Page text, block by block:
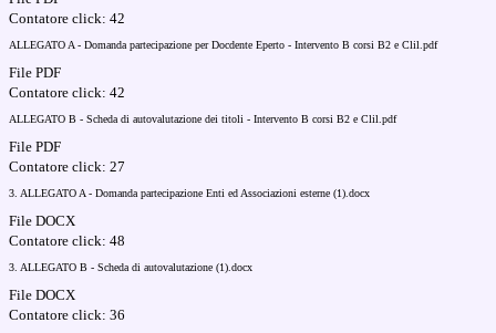
Contatore click: 42
ALLEGATO A - Domanda partecipazione per Docdente Eperto - Intervento B corsi B2 e Clil.pdf
File PDF
Contatore click: 42
ALLEGATO B - Scheda di autovalutazione dei titoli - Intervento B corsi B2 e Clil.pdf
File PDF
Contatore click: 27
3. ALLEGATO A - Domanda partecipazione Enti ed Associazioni esterne (1).docx
File DOCX
Contatore click: 48
3. ALLEGATO B - Scheda di autovalutazione (1).docx
File DOCX
Contatore click: 36